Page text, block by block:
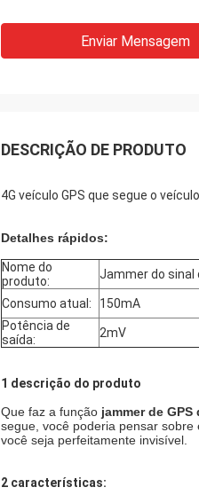
Enviar Mensagem
DESCRIÇÃO DE PRODUTO
4G veículo GPS que segue o
Detalhes rápidos:
Nome do
produto:
Jammer do sinal
Consumo atual: 150mA
Potência de
saída:
2mV
1 descrição do produto
Que faz a função jammer de
segue, você poderia pensar
você seja perfeitamente invisível.
2 características: